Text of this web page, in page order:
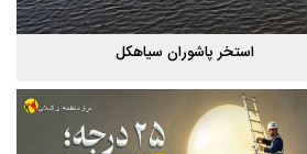
استخر پاشوران سیاهکل